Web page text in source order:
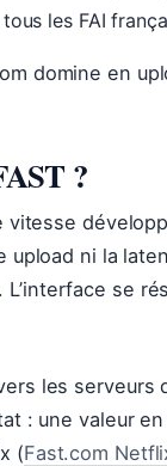
les FAI
domine en
?
vitesse
upload ni la
se
les
: une valeur
(Fast.com